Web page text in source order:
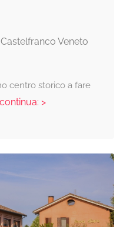
Veneto
centro storico a fare
continua: >